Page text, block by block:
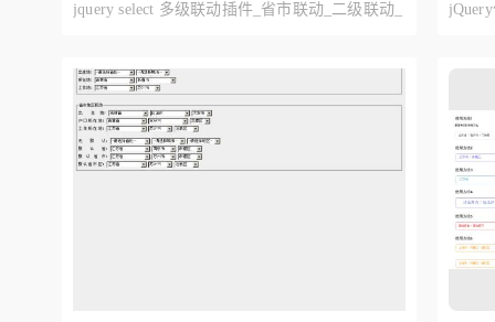
jquery select 多级联动插件_省市联动_二级联动_